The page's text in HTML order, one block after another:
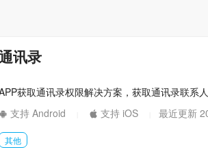
讯录
获取通讯录权限解决方案，获取通讯录联系
支持 Android
支持 iOS 最近更新
其他